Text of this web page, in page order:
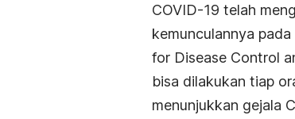
COVID-19 telah
kemunculannya
for Disease Control
bisa dilakukan tiap
menunjukkan gejala